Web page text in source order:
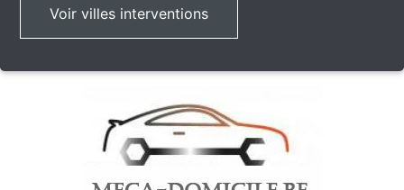
Voir villes interventions